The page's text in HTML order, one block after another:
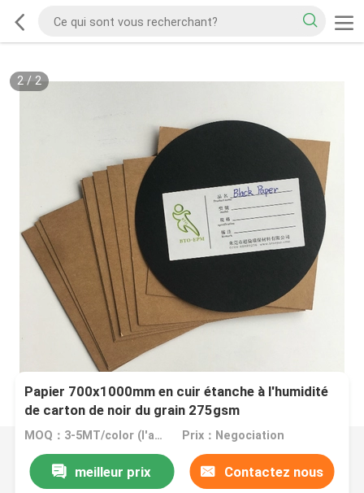
2/ 2
Papier 700x1000mm en cuir étanche à l'humidité
de carton de noir du grain 275gsm
MOQ：3-5MT/color (l'aperçu gratuit, frieght se rassemblent) Prix：Negociation
meilleur prix Contactez nous